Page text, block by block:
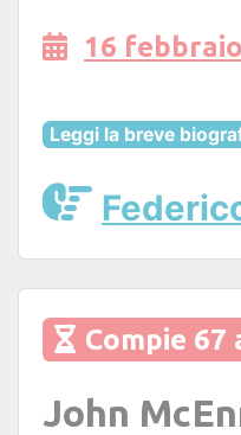
16
Leggi la breve
Compie 67
John